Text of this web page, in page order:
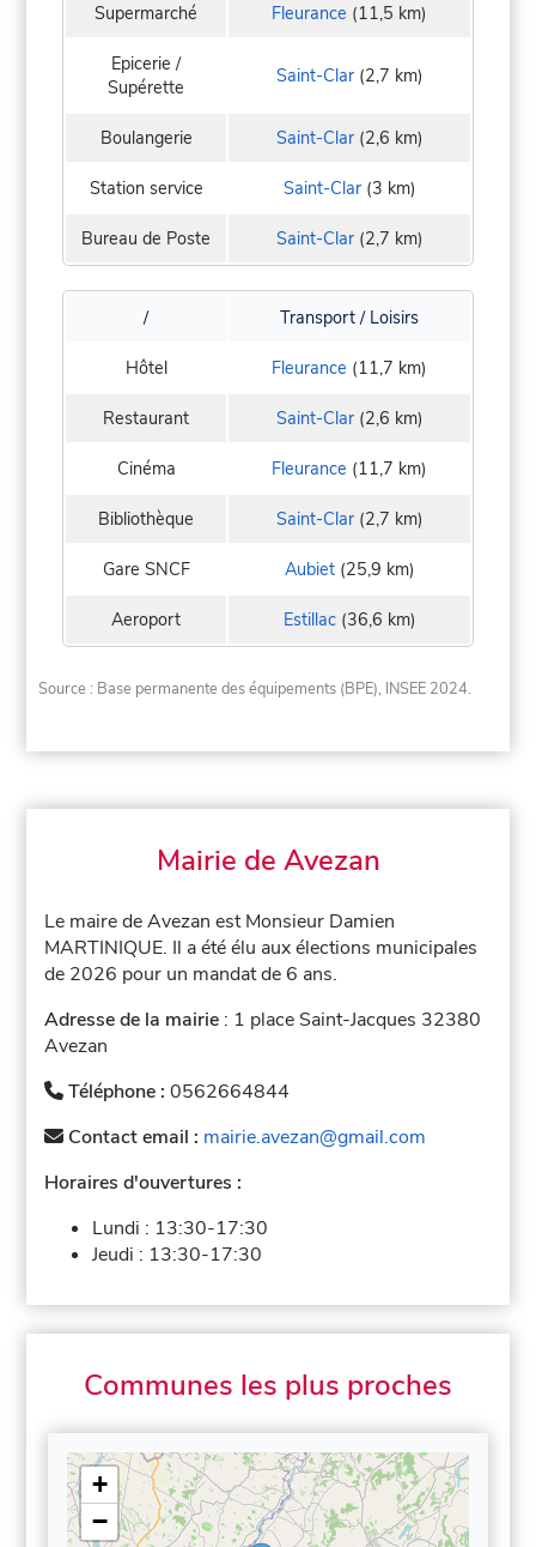
Supermarché Fleurance (11,5 km)
Epicerie /
Supérette
Saint-Clar(2,7 km)
Boulangerie Saint-Clar(2,6 km)
Station service Saint-Clar(3 km)
Bureau de Poste Saint-Clar(2,7 km)
/ Transport / Loisirs
Hôtel Fleurance (11,7 km)
Restaurant Saint-Clar(2,6 km)
Cinéma Fleurance (11,7 km)
Bibliothèque Saint-Clar(2,7 km)
Gare SNCF Aubiet(25,9 km)
Aeroport Estillac(36,6 km)
Source : Base permanente des équipements (BPE), INSEE 2024.
Mairie de Avezan
Le maire de Avezan est Monsieur Damien
MARTINIQUE. Il a été élu aux élections municipales
de 2026 pour un mandat de 6 ans.
Adresse de la mairie : 1 place Saint-Jacques 32380
Avezan
Téléphone :0562664844
Contact email : mairie.avezan@gmail.com
Horaires d'ouvertures :
Lundi : 13:30-17:30
Jeudi : 13:30-17:30
Communes les plus proches
+
−